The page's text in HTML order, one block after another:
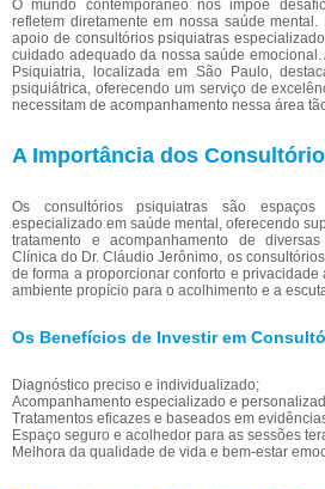
O mundo contemporâneo nos impõe
refletem diretamente em nossa saúde
apoio de consultórios psiquiatras
cuidado adequado da nossa saúde
Psiquiatria, localizada em São Paulo,
psiquiátrica, oferecendo um serviço de
necessitam de acompanhamento nessa área
A Importância dos
Os consultórios psiquiatras são espaços
especializado em saúde mental, oferecendo
tratamento e acompanhamento de
Clínica do Dr. Cláudio Jerônimo, os
de forma a proporcionar conforto e
ambiente propício para o acolhimento e a
Os Benefícios de Investir em
Diagnóstico preciso e individualizado;
Acompanhamento especializado e
Tratamentos eficazes e baseados em
Espaço seguro e acolhedor para as sessões
Melhora da qualidade de vida e bem-estar